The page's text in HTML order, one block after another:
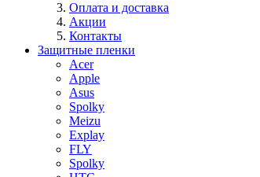
Оплата и доставка
Акции
Контакты
Защитные пленки
Acer
Apple
Asus
Spolky
Meizu
Explay
FLY
Spolky